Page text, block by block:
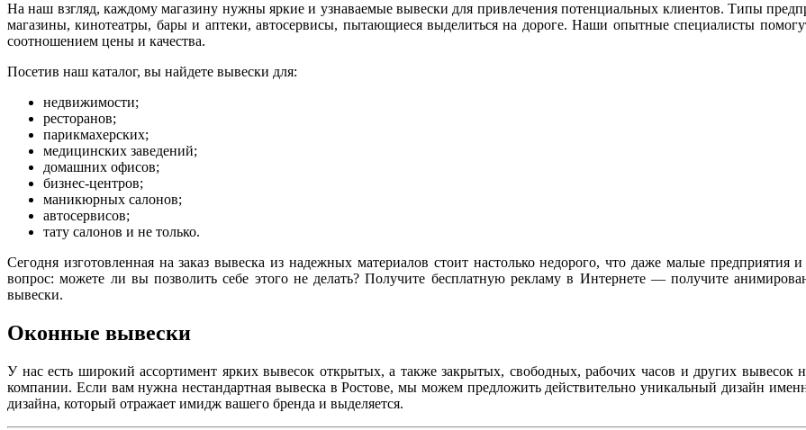
На наш взгляд, каждому магазину нужны яркие и узнаваемые вывески для привлечения потенциальных клиентов. Типы
магазины, кинотеатры, бары и аптеки, автосервисы, пытающиеся выделиться на дороге. Наши опытные специалисты
соотношением цены и качества.
Посетив наш каталог, вы найдете вывески для:
недвижимости;
ресторанов;
парикмахерских;
медицинских заведений;
домашних офисов;
бизнес-центров;
маникюрных салонов;
автосервисов;
тату салонов и не только.
Сегодня изготовленная на заказ вывеска из надежных материалов стоит настолько недорого, что даже малые предприятия
вопрос: можете ли вы позволить себе этого не делать? Получите бесплатную рекламу в Интернете — получите
вывески.
Оконные вывески
У нас есть широкий ассортимент ярких вывесок открытых, а также закрытых, свободных, рабочих часов и других
компании. Если вам нужна нестандартная вывеска в Ростове, мы можем предложить действительно уникальный дизайн
дизайна, который отражает имидж вашего бренда и выделяется.